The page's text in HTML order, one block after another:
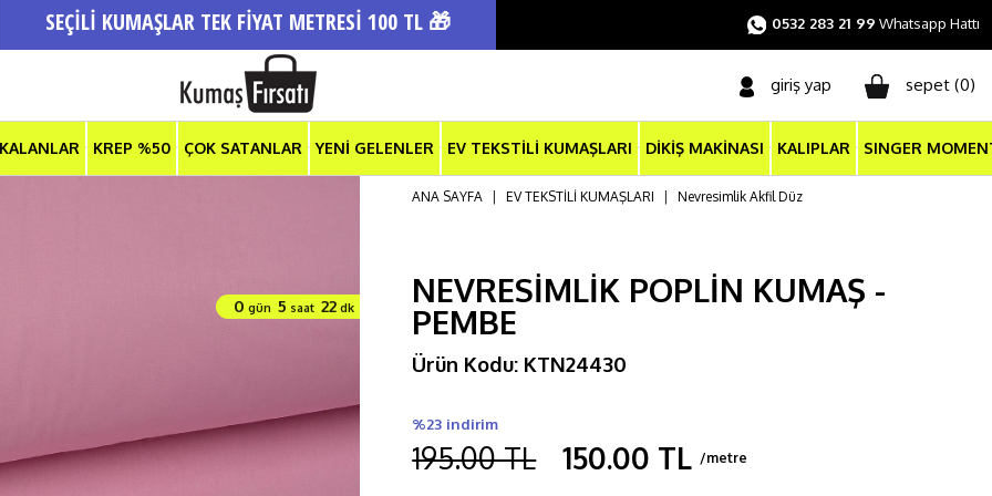
SEÇİLİ KUMAŞLAR TEK FİYAT METRESİ 100 TL 🎁 0532 283 21 99 Whatsapp Hattı
giriş yap sepet (0)
KREP %50 ÇOK SATANLAR YENİ GELENLER EV TEKSTİLİ KUMAŞLARI DİKİŞ MAKİNASI KALIPLAR SINGER
0 gün 5 saat 22dk
ANA SAYFA EV TEKSTİLİ KUMAŞLARI Nevresimlik Akfil Düz
NEVRESİMLİK POPLİN KUMAŞ -
PEMBE
Ürün Kodu: KTN24430
%23 indirim
195.00 TL 150.00 TL /metre